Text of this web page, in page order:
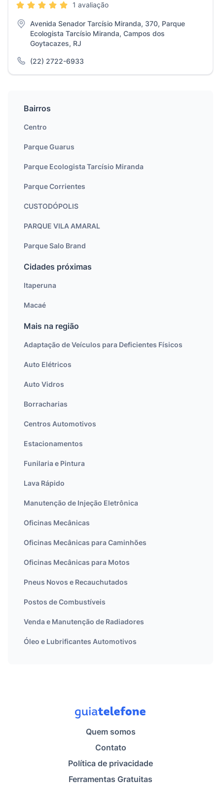
1 avaliação
Avenida Senador Tarcísio Miranda, 370, Parque
Ecologista Tarcísio Miranda, Campos dos
Goytacazes, RJ
(22) 2722-6933
Bairros
Centro
Parque Guarus
Parque Ecologista Tarcísio Miranda
Parque Corrientes
CUSTODÓPOLIS
PARQUE VILA AMARAL
Parque Salo Brand
Cidades próximas
Itaperuna
Macaé
Mais na região
Adaptação de Veículos para Deficientes Físicos
Auto Elétricos
Auto Vidros
Borracharias
Centros Automotivos
Estacionamentos
Funilaria e Pintura
Lava Rápido
Manutenção de Injeção Eletrônica
Oficinas Mecânicas
Oficinas Mecânicas para Caminhões
Oficinas Mecânicas para Motos
Pneus Novos e Recauchutados
Postos de Combustíveis
Venda e Manutenção de Radiadores
Óleo e Lubrificantes Automotivos
Quem somos
Contato
Política de privacidade
Ferramentas Gratuitas